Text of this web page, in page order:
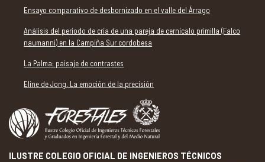
Ensayo comparativo de desbornizado en el valle del Árrago
Análisis del periodo de cría de una pareja de cernícalo primilla (Falco
naumanni) en la Campiña Sur cordobesa
La Palma: paisaje de contrastes
Eline de Jong. La emoción de la precisión
ILUSTRE COLEGIO OFICIAL DE INGENIEROS TÉCNICOS